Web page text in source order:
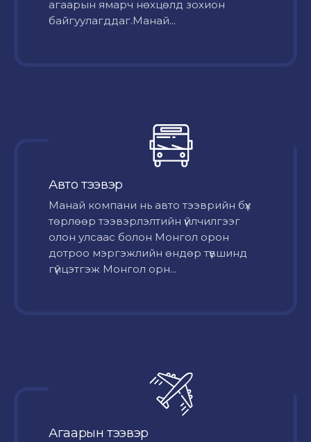
агаарын ямарч нөхцөлд зохион
байгуулагддаг.Манай...
Авто тээвэр
Mанай компани нь авто тээврийн бүх
төрлөөр тээвэрлэлтийн үйлчилгээг
олон улсаас болон Монгол орон
дотроо мэргэжлийн өндөр түвшинд
гүйцэтгэж Монгол орн...
Агаарын тээвэр